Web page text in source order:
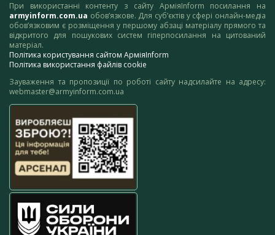
При використанні контенту з сайту АрміяInform посилання на
armyinform.com.ua обов’язкове. Для суб’єктів у сфері онлайн-медіа
обов’язковим є розміщення у першому абзаці матеріалу прямого та
відкритого для пошукових систем гіперпосилання на цитований
матеріал.
Політика користування сайтом АрміяInform
Політика використання файлів cookie
Зауваження та пропозиції по роботі сайту надсилайте на адресу:
webmaster@armyinform.com.ua